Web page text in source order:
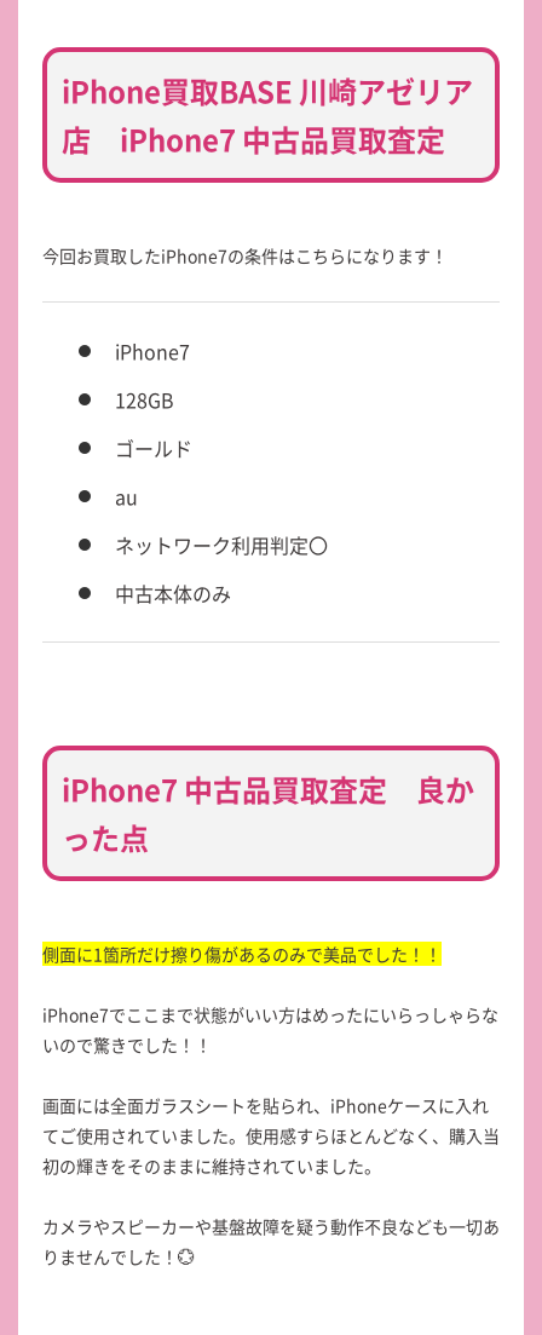
iPhone買取BASE 川崎アゼリア
店 iPhone7 中古品買取査定
今回お買取したiPhone7の条件はこちらになります！
iPhone7
128GB
ゴールド
au
ネットワーク利用判定〇
中古本体のみ
iPhone7 中古品買取査定 良か
った点
側面に1箇所だけ擦り傷があるのみで美品でした！！
iPhone7でここまで状態がいい方はめったにいらっしゃらな
いので驚きでした！！
画面には全面ガラスシートを貼られ、iPhoneケースに入れ
てご使用されていました。使用感すらほとんどなく、購入当
初の輝きをそのままに維持されていました。
カメラやスピーカーや基盤故障を疑う動作不良なども一切あ
りませんでした！💮